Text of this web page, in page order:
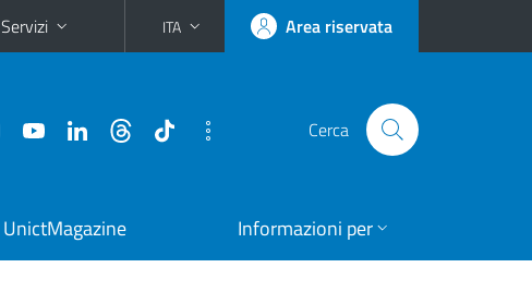
Servizi ITA Area riservata
Cerca
UnictMagazine Informazioni per